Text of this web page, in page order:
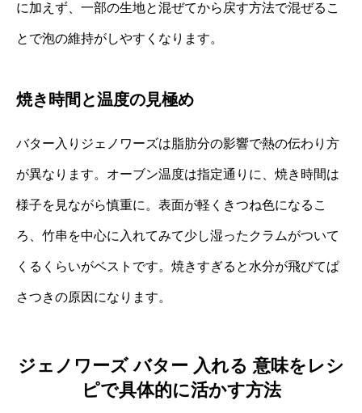
に加えず、一部の生地と混ぜてから戻す方法で混ぜるこ
とで泡の維持がしやすくなります。
焼き時間と温度の見極め
バター入りジェノワーズは脂肪分の影響で熱の伝わり方
が異なります。オーブン温度は指定通りに、焼き時間は
様子を見ながら慎重に。表面が軽くきつね色になるこ
ろ、竹串を中心に入れてみて少し湿ったクラムがついて
くるくらいがベストです。焼きすぎると水分が飛びてぱ
さつきの原因になります。
ジェノワーズ バター 入れる 意味をレシ
ピで具体的に活かす方法